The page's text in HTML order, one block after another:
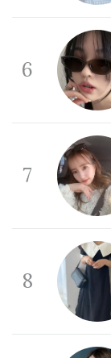
6
7
8